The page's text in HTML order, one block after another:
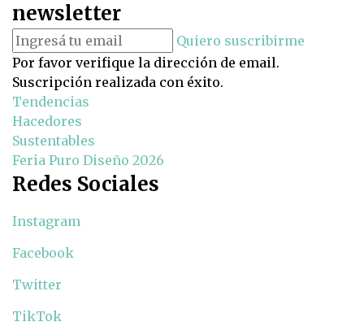
newsletter
Quiero suscribirme
Por favor verifique la dirección de email.
Suscripción realizada con éxito.
Tendencias
Hacedores
Sustentables
Feria Puro Diseño 2026
Redes Sociales
Instagram
Facebook
Twitter
TikTok